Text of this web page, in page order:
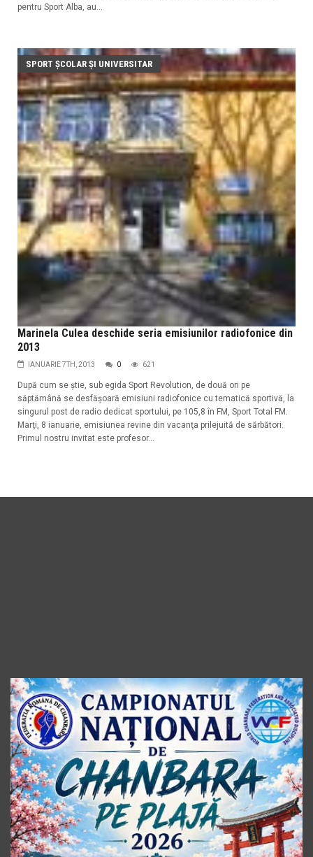
pentru Sport Alba, au...
SPORT ŞCOLAR ŞI UNIVERSITAR
Marinela Culea deschide seria emisiunilor radiofonice din
2013
IANUARIE 7TH, 2013 0 621
După cum se ştie, sub egida Sport Revolution, de două ori pe
săptămână se desfăşoară emisiuni radiofonice cu tematică sportivă, la
singurul post de radio dedicat sportului, pe 105,8 în FM, Sport Total FM.
Marţi, 8 ianuarie, emisiunea revine din vacanţa prilejuită de sărbători.
Primul nostru invitat este profesor...